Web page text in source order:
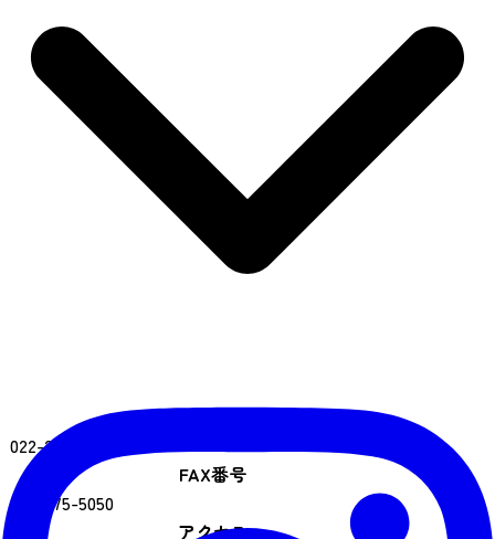
電話番号
022-234-5327
FAX番号
022-275-5050
アクセス